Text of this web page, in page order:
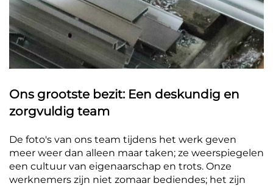
Ons grootste bezit: Een deskundig en
zorgvuldig team
De foto's van ons team tijdens het werk geven
meer weer dan alleen maar taken; ze weerspiegelen
een cultuur van eigenaarschap en trots. Onze
werknemers zijn niet zomaar bediendes; het zijn